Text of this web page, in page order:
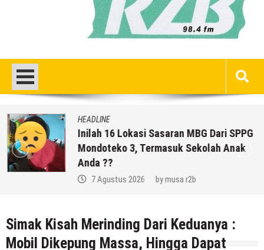
HEADLINE
Inilah 16 Lokasi Sasaran MBG Dari SPPG
Mondoteko 3, Termasuk Sekolah Anak
Anda ??
7 Agustus 2026 bymusa r2b
Simak Kisah Merinding Dari Keduanya :
Mobil Dikepung Massa, Hingga Dapat